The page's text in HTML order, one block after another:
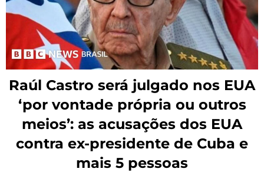
Raúl Castro será julgado nos EUA
‘por vontade própria ou outros
meios’: as acusações dos EUA
contra ex-presidente de Cuba e
mais 5 pessoas